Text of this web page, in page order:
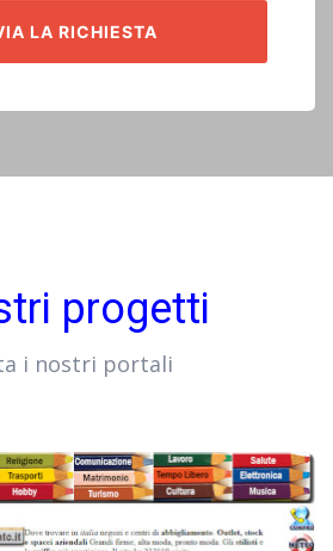
progetti
i nostri portali